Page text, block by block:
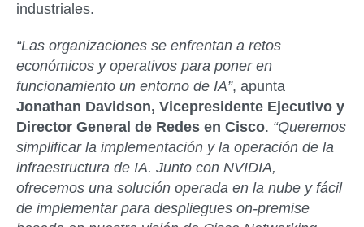
industriales.
“Las organizaciones se enfrentan a retos
económicos y operativos para poner en
funcionamiento un entorno de IA”, apunta
Jonathan Davidson, Vicepresidente Ejecutivo y
Director General de Redes en Cisco. “Queremos
simplificar la implementación y la operación de la
infraestructura de IA. Junto con NVIDIA,
ofrecemos una solución operada en la nube y fácil
de implementar para despliegues on-premise